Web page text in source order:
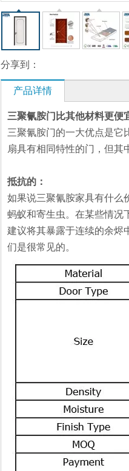
分享到：
产品详情
三聚氰胺门比其他材料更便
三聚氰胺门的一大优点是它
扇具有相同特性的门，但其
抵抗的：
如果说三聚氰胺家具有什么
蚂蚁和寄生虫。在某些情况
建议将其暴露于连续的余烬
们是很常见的。